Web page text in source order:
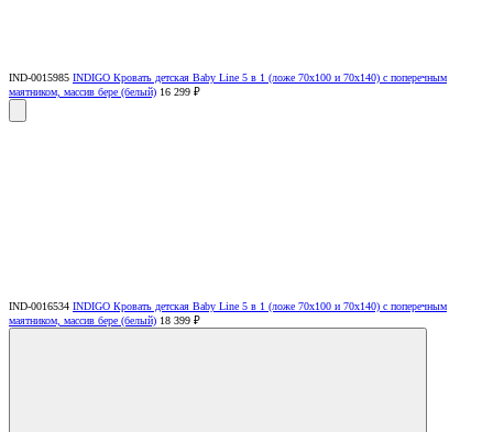
IND-0015985 INDIGO Кровать детская Baby Line 5 в 1 (ложе 70х100 и 70х140) с поперечным
маятником, массив бере (белый) 16 299 ₽
IND-0016534 INDIGO Кровать детская Baby Line 5 в 1 (ложе 70х100 и 70х140) с поперечным
маятником, массив бере (белый) 18 399 ₽